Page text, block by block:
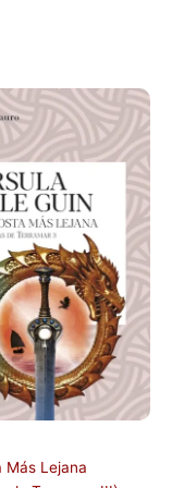
Más Lejana